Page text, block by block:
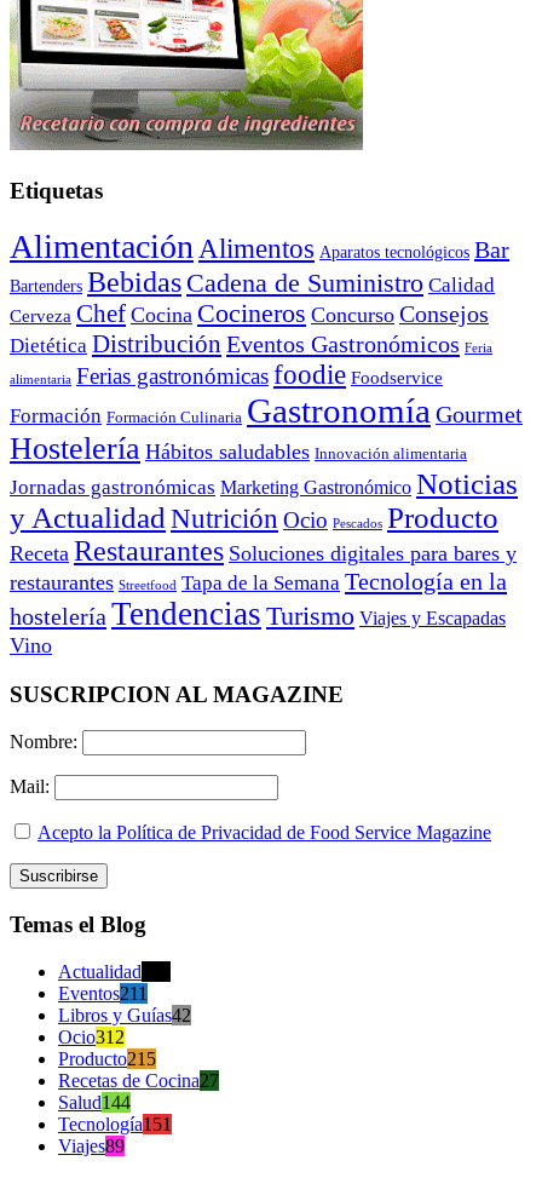
Etiquetas
Alimentación Alimentos Aparatos tecnológicos Bar
Bartenders Bebidas Cadena de Suministro Calidad
Cerveza Chef Cocina Cocineros Concurso Consejos
Dietética Distribución Eventos Gastronómicos Feria
alimentaria Ferias gastronómicasfoodie Foodservice
Formación Formación Culinaria Gastronomía Gourmet
Hostelería Hábitos saludables Innovación alimentaria
Jornadas gastronómicas Marketing Gastronómico Noticias
y Actualidad Nutrición Ocio Pescados Producto
Receta Restaurantes Soluciones digitales para bares y
restaurantes Streetfood Tapa de la Semana Tecnología en la
hostelería Tendencias Turismo Viajes y Escapadas
Vino
SUSCRIPCION AL MAGAZINE
Nombre:
Mail:
Acepto la Política de Privacidad de Food Service Magazine
Temas el Blog
Actualidad
Eventos211
Libros y Guías42
Ocio312
Producto215
Recetas de Cocina27
Salud144
Tecnología151
Viajes89